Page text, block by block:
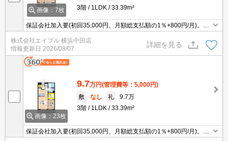
画像：7枚
3階
1LDK 33.39m²
保証会社加入要(初回35,000円、月額総支払額の1％+800円/月)。駐
車場は敷地内。エアコン1基付き。コンビニへ徒歩1分(50m)。最新
の空室状況はお気軽にお問い合わせ下さい。
株式会社エイブル 横浜中田店
情報更新日 2026/08/07
詳細を見る
画像：23枚
9.7万円(管理費等：5,000円)
敷
なし 礼
9.7万
3階
1LDK 33.39m²
保証会社加入要(初回35,000円、月額総支払額の1％+800円/月)。イ